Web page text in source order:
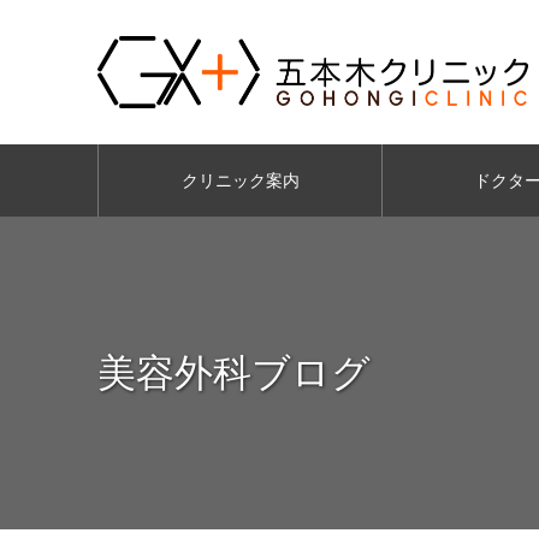
クリニック案内 ドクタ
美容外科ブログ